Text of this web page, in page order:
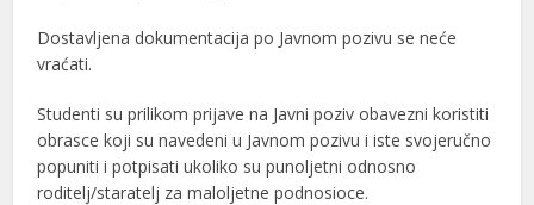
Dostavljena dokumentacija po Javnom pozivu se neće
vraćati.
Studenti su prilikom prijave na Javni poziv obavezni koristiti
obrasce koji su navedeni u Javnom pozivu i iste svojeručno
popuniti i potpisati ukoliko su punoljetni odnosno
roditelj/staratelj za maloljetne podnosioce.